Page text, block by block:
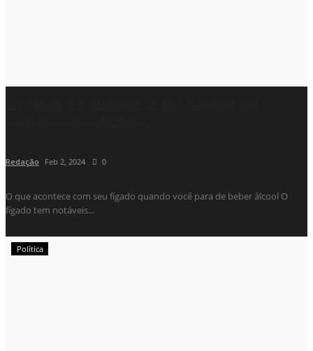
Redação Feb 2, 2024 0
O que acontece com seu fígado quando você para de beber álcool O
fígado tem notáveis...
Política